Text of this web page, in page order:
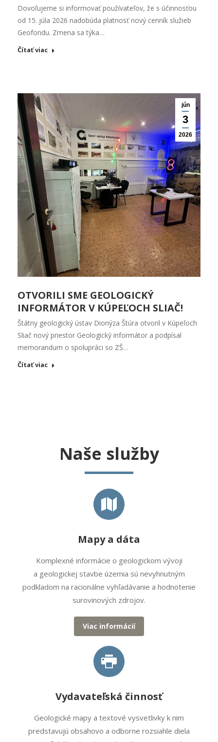
Dovoľujeme si informovať používateľov, že s účinnosťou
od 15. júla 2026 nadobúda platnosť nový cenník služieb
Geofondu. Zmena sa týka…
Čítať viac
jún
3
2026
OTVORILI SME GEOLOGICKÝ
INFORMÁTOR V KÚPEĽOCH SLIAČ!
Štátny geologický ústav Dionýza Štúra otvoril v Kúpeľoch
Sliač nový priestor Geologický informátor a podpísal
memorandum o spolupráci so ZŠ…
Čítať viac
Naše služby
Mapy a dáta
Komplexné informácie o geologickom vývoji
a geologickej stavbe územia sú nevyhnutným
podkladom na racionálne vyhľadávanie a hodnotenie
surovinových zdrojov.
Viac informácií
Vydavateľská činnosť
Geologické mapy a textové vysvetlivky k nim
predstavujú obsahovo a odborne rozsiahle diela